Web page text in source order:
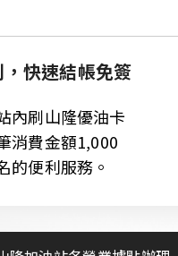
供應商查詢
快速結帳免簽
內刷山隆優油卡
消費金額1,000
的便利服務。